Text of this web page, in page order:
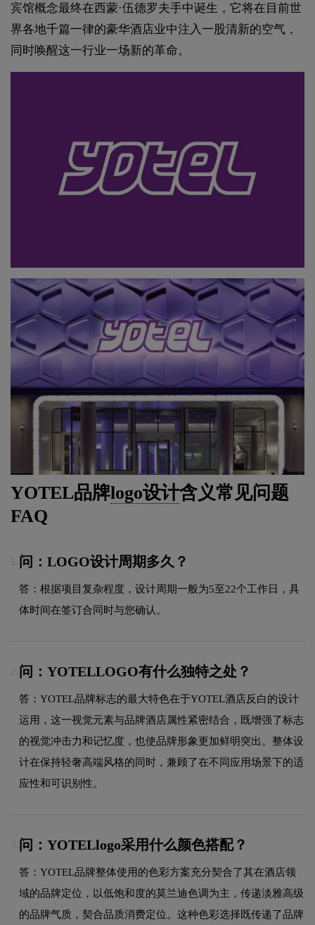
宾馆概念最终在西蒙·伍德罗夫手中诞生，它将在目前世
界各地千篇一律的豪华酒店业中注入一股清新的空气，
同时唤醒这一行业一场新的革命。
YOTEL品牌logo设计含义常见问题
FAQ
问：LOGO设计周期多久？
答：根据项目复杂程度，设计周期一般为5至22个工作日，具
体时间在签订合同时与您确认。
2. 问：YOTELLOGO有什么独特之处？
答：YOTEL品牌标志的最大特色在于YOTEL酒店反白的设计
运用，这一视觉元素与品牌酒店属性紧密结合，既增强了标志
的视觉冲击力和记忆度，也使品牌形象更加鲜明突出。整体设
计在保持轻奢高端风格的同时，兼顾了在不同应用场景下的适
应性和可识别性。
3. 问：YOTELlogo采用什么颜色搭配？
答：YOTEL品牌整体使用的色彩方案充分契合了其在酒店领
域的品牌定位，以低饱和度的莫兰迪色调为主，传递淡雅高级
的品牌气质，契合品质消费定位。这种色彩选择既传递了品牌